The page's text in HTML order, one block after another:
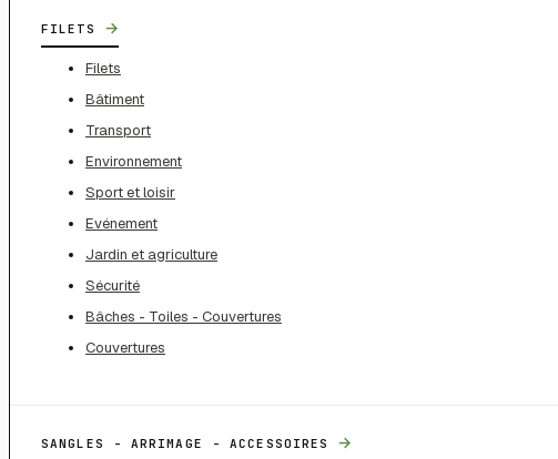
FILETS →
Filets
Bâtiment
Transport
Environnement
Sport et loisir
Evénement
Jardin et agriculture
Sécurité
Bâches - Toiles - Couvertures
Couvertures
SANGLES - ARRIMAGE - ACCESSOIRES →